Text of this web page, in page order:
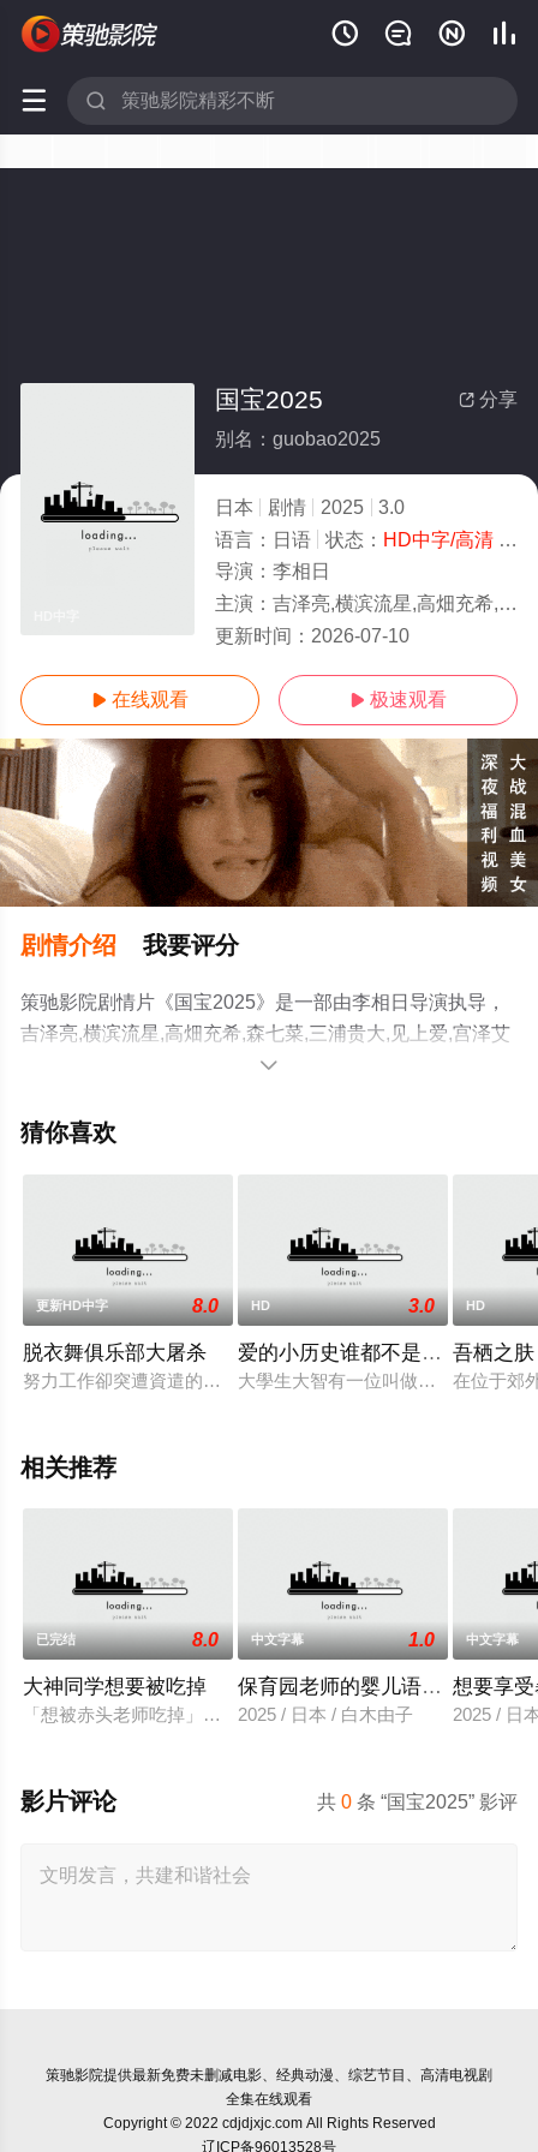
   
 
 分享
国宝2025
别名：guobao2025
日本 剧情 2025
3.0
语言： 日语 状态： HD中字/高清- 免费在线观看
导演： 李相日
主演： 吉泽亮,横滨流星,高畑充希,森七菜,三浦贵大,见上爱,宫泽艾玛,岛田久作,黑川想矢,越山敬达,芹泽兴人,泷内公美,永濑正敏,渡边谦,寺岛忍
更新时间： 2026-07-10
 在线观看  极速观看
剧情介绍 我要评分
策驰影院剧情片《国宝2025》是一部由李相日导演执导，
吉泽亮,横滨流星,高畑充希,森七菜,三浦贵大,见上爱,宫泽艾
玛,岛田久作,黑川想矢,越山敬达,芹泽兴人,泷内公美,永濑正
中壮太郎,水间龙,和田光沙,大泽健,森优作,武田创世,矢崎希

猜你喜欢
更新HD中字 8.0
脱衣舞俱乐部大屠杀
努力工作卻突遭資遣的年輕女孩梅根，更倒霉的是，她緊接著
HD 3.0
爱的小历史谁都不是恋人们的风
大學生大智有一位叫做麻利繪的女友
HD
吾栖之肤
在位于郊
相关推荐
已完结 8.0
大神同学想要被吃掉
「想被赤头老师吃掉」被大街小巷中传闻的「抢夺短裙大叔」
中文字幕 1.0
保育园老师的婴儿语让人超兴奋
2025 / 日本 / 白木由子
中文字幕
想要享
2025 / 日
共0 条 “国宝2025” 影评
影片评论
策驰影院提供最新免费未删减电影、经典动漫、综艺节目、高清电视剧
全集在线观看
Copyright © 2022 cdjdjxjc.com All Rights Reserved
辽ICP备96013528号